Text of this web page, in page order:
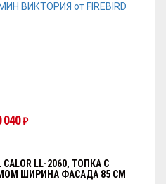
040 ₽
LL-2060, ТОПКА С
ШИРИНА ФАСАДА 85 СМ